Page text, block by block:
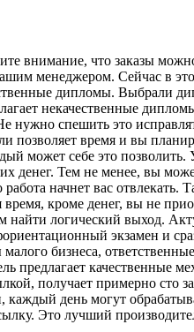
внимание, что заказы
менеджером. Сейчас в
дипломы. Выбрали
некачественные
нужно спешить это
позволяет время и вы
может себе это
денег. Тем не менее, вы
начнет вас
кроме денег, вы не
найти логический выход.
экзамен и
бизнеса,
предлагает качественные
получает примерно
каждый день могут
Это лучший